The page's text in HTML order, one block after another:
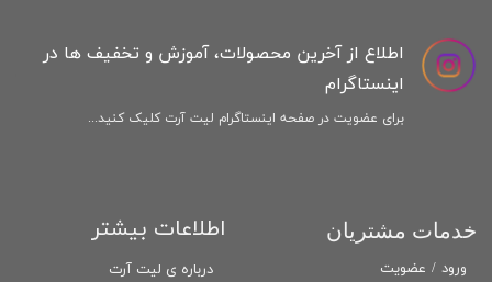
خدمات مشتریان اطلاعات بیشتر
درباره ی لیت آرت
اطلاع از آخرین محصولات، آموزش و تخفیف ها در
اینستاگرام
برای عضویت در صفحه اینستاگرام لیت آرت کلیک کنید...
ورود / عضویت